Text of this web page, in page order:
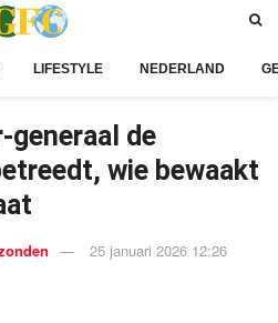
LIFESTYLE NEDERLAND
generaal de
wie bewaakt
25 januari 2026 12:26